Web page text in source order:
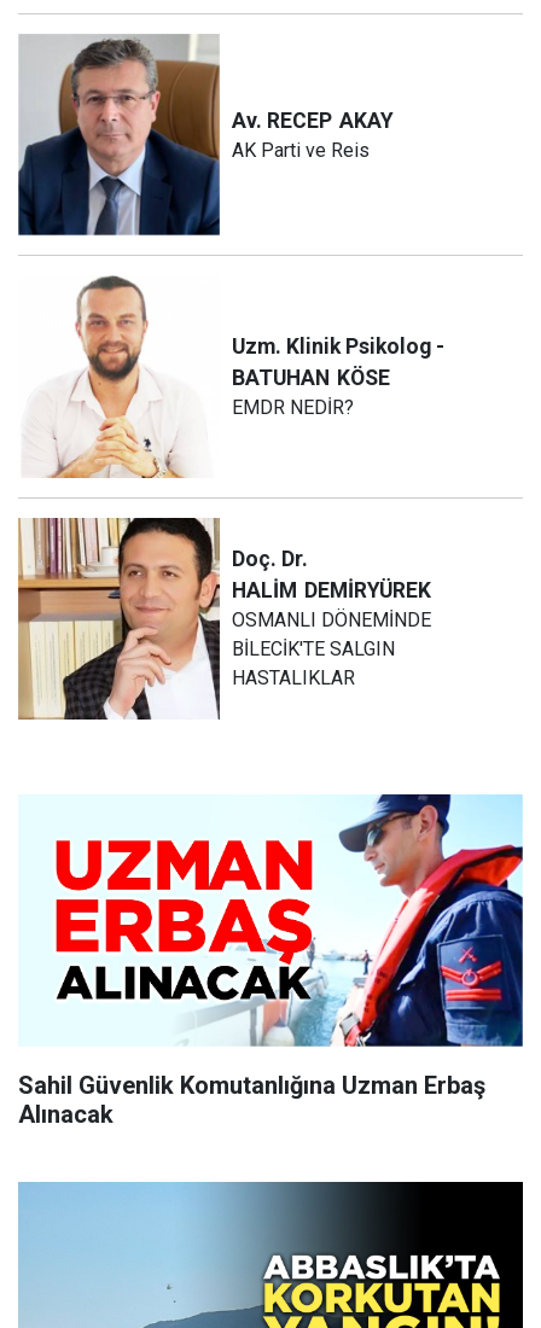
Av. RECEP AKAY
AK Parti ve Reis
Uzm. Klinik Psikolog -
BATUHAN KÖSE
EMDR NEDİR?
Doç. Dr.
HALİM DEMİRYÜREK
OSMANLI DÖNEMİNDE
BİLECİK'TE SALGIN
HASTALIKLAR
Sahil Güvenlik Komutanlığına Uzman Erbaş
Alınacak